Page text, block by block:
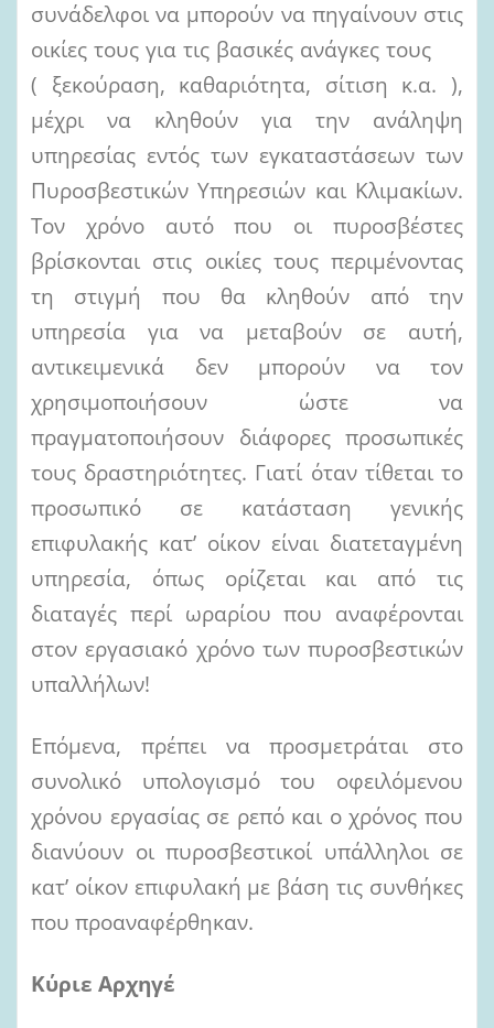
συνάδελφοι να μπορούν να πηγαίνουν στις
οικίες τους για τις βασικές ανάγκες τους
( ξεκούραση, καθαριότητα, σίτιση κ.α. ),
μέχρι να κληθούν για την ανάληψη
υπηρεσίας εντός των εγκαταστάσεων των
Πυροσβεστικών Υπηρεσιών και Κλιμακίων.
Τον χρόνο αυτό που οι πυροσβέστες
βρίσκονται στις οικίες τους περιμένοντας
τη στιγμή που θα κληθούν από την
υπηρεσία για να μεταβούν σε αυτή,
αντικειμενικά δεν μπορούν να τον
χρησιμοποιήσουν ώστε να
πραγματοποιήσουν διάφορες προσωπικές
τους δραστηριότητες. Γιατί όταν τίθεται το
προσωπικό σε κατάσταση γενικής
επιφυλακής κατ’ οίκον είναι διατεταγμένη
υπηρεσία, όπως ορίζεται και από τις
διαταγές περί ωραρίου που αναφέρονται
στον εργασιακό χρόνο των πυροσβεστικών
υπαλλήλων!
Επόμενα, πρέπει να προσμετράται στο
συνολικό υπολογισμό του οφειλόμενου
χρόνου εργασίας σε ρεπό και ο χρόνος που
διανύουν οι πυροσβεστικοί υπάλληλοι σε
κατ’ οίκον επιφυλακή με βάση τις συνθήκες
που προαναφέρθηκαν.
Κύριε Αρχηγέ